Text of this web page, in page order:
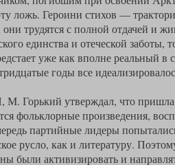
ложь. Героини стихов —
трудятся с полной отдачей и
единства и отеческой
уже как вполне реальный
годы все
Горький утверждал, что пришла
фольклорные произведения,
партийные лидеры
русло, как и литературу.
были активизировать и